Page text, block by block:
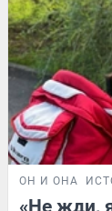
ОН И ОНА
«Не жди,